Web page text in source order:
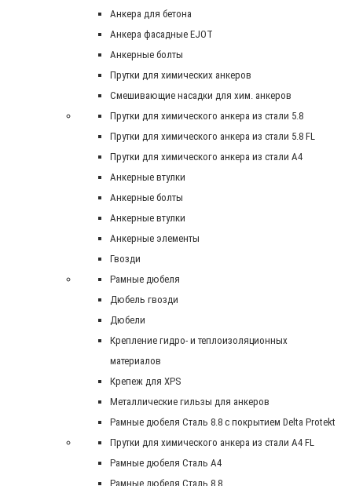
Анкера для бетона
Анкера фасадные EJOT
Анкерные болты
Прутки для химических анкеров
Смешивающие насадки для хим. анкеров
Прутки для химического анкера из стали 5.8
Прутки для химического анкера из стали 5.8 FL
Прутки для химического анкера из стали А4
Анкерные втулки
Анкерные болты
Анкерные втулки
Анкерные элементы
Гвозди
Рамные дюбеля
Дюбель гвозди
Дюбели
Крепление гидро- и теплоизоляционных
материалов
Крепеж для XPS
Металлические гильзы для анкеров
Рамные дюбеля Сталь 8.8 с покрытием Delta Protekt
Прутки для химического анкера из стали А4 FL
Рамные дюбеля Сталь A4
Рамные дюбеля Сталь 8.8